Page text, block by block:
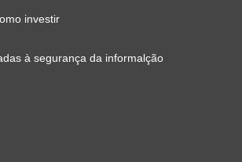
investir
à segurança da informalção